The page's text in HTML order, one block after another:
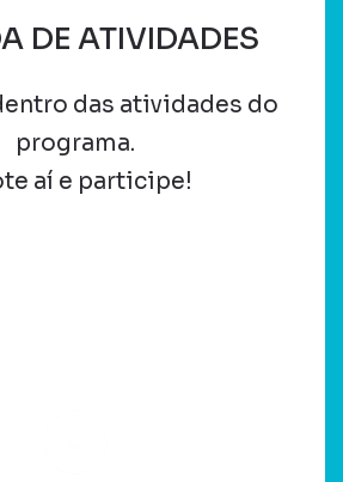
DE ATIVIDADES
das atividades do
programa.
aí e participe!